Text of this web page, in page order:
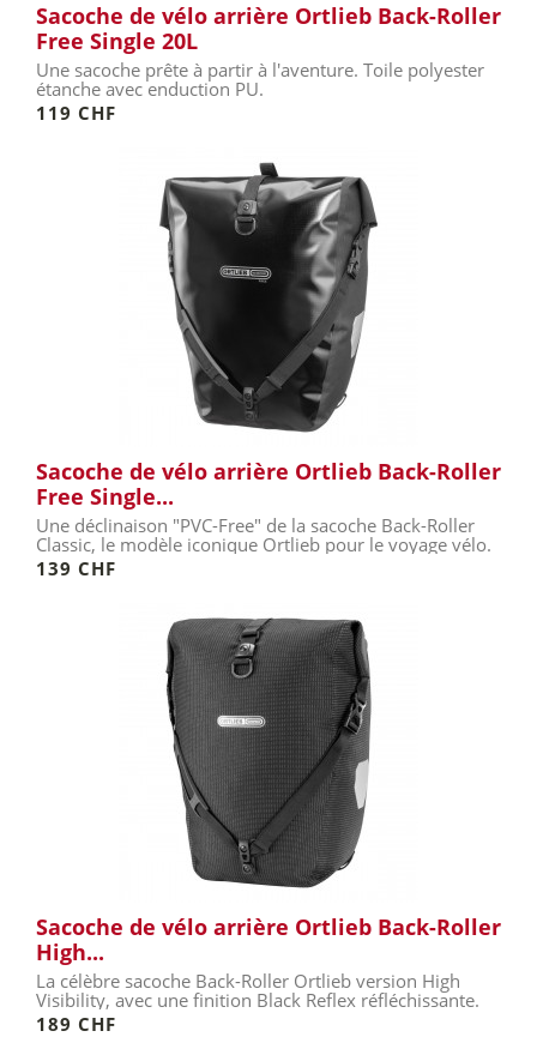
Sacoche de vélo arrière Ortlieb Back-Roller
Free Single 20L
Une sacoche prête à partir à l'aventure. Toile polyester
étanche avec enduction PU.
119 CHF
Sacoche de vélo arrière Ortlieb Back-Roller
Free Single...
Une déclinaison "PVC-Free" de la sacoche Back-Roller
Classic, le modèle iconique Ortlieb pour le voyage vélo.
139 CHF
Sacoche de vélo arrière Ortlieb Back-Roller
High...
La célèbre sacoche Back-Roller Ortlieb version High
Visibility, avec une finition Black Reflex réfléchissante.
189 CHF